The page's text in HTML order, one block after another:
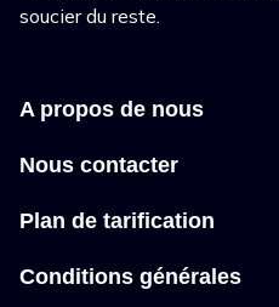
soucier du reste.
A propos de nous
Nous contacter
Plan de tarification
Conditions générales